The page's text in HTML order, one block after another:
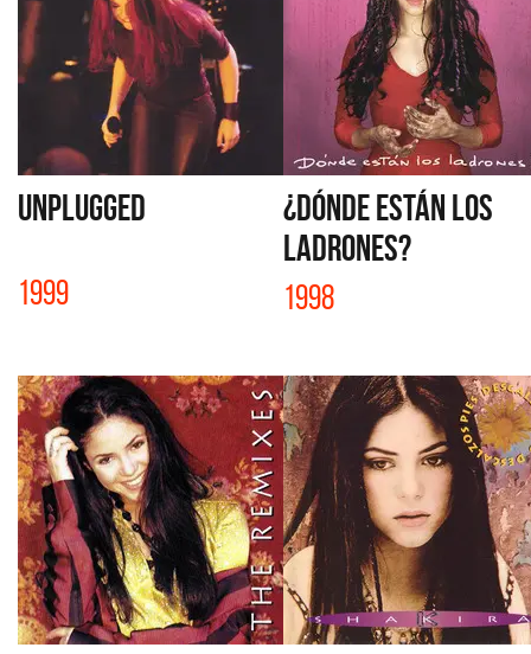
UNPLUGGED
1999
¿DÓNDE ESTÁN LOS
LADRONES?
1998